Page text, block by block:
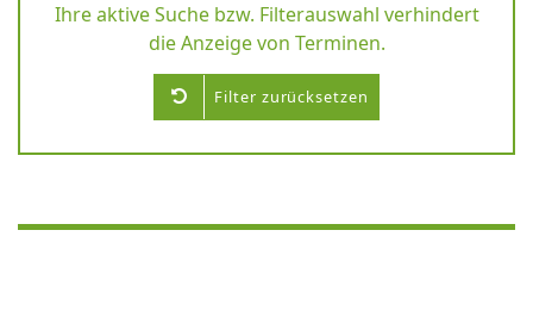
Ihre aktive Suche bzw. Filterauswahl verhindert
die Anzeige von Terminen.
Filter zurücksetzen